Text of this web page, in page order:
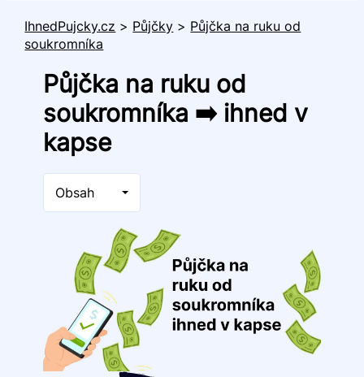
IhnedPujcky.cz > Půjčky > Půjčka na ruku od
soukromníka
Půjčka na ruku od
soukromníka ➡️ ihned v
kapse
Obsah